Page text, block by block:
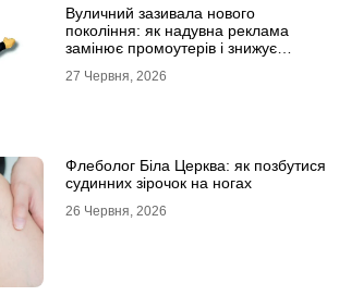
Вуличний зазивала нового
покоління: як надувна реклама
замінює промоутерів і знижує
27 Червня, 2026
Флеболог Біла Церква: як позбутися
судинних зірочок на ногах
26 Червня, 2026